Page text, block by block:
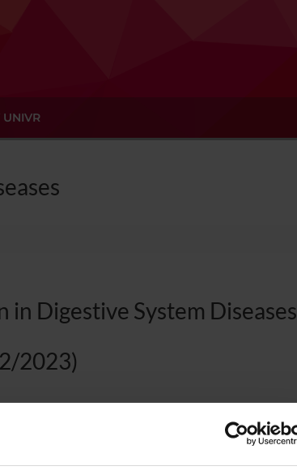
in Digestive System Diseases
2023)